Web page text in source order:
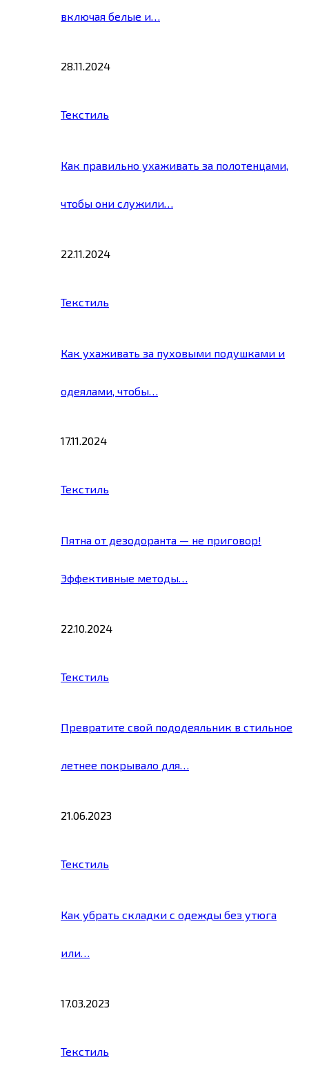
включая белые и…
28.11.2024
Текстиль
Как правильно ухаживать за полотенцами,
чтобы они служили…
22.11.2024
Текстиль
Как ухаживать за пуховыми подушками и
одеялами, чтобы…
17.11.2024
Текстиль
Пятна от дезодоранта — не приговор!
Эффективные методы…
22.10.2024
Текстиль
Превратите свой пододеяльник в стильное
летнее покрывало для…
21.06.2023
Текстиль
Как убрать складки с одежды без утюга
или…
17.03.2023
Текстиль